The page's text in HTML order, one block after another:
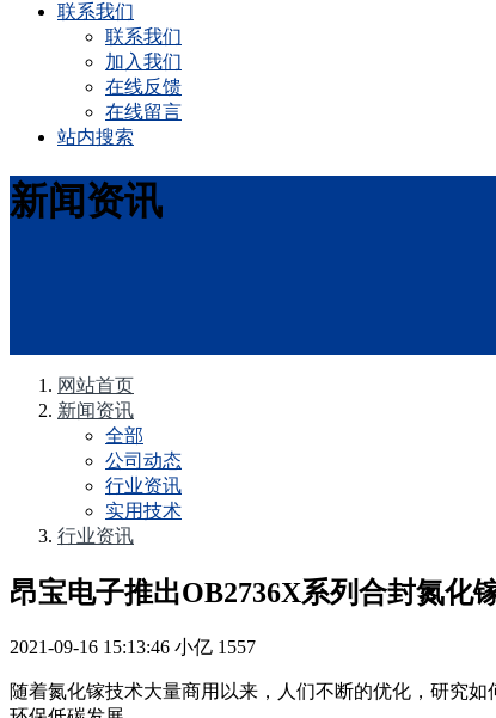
联系我们
联系我们
加入我们
在线反馈
在线留言
站内搜索
新闻资讯
网站首页
新闻资讯
全部
公司动态
行业资讯
实用技术
行业资讯
昂宝电子推出OB2736X系列合封氮化
2021-09-16 15:13:46 小亿 1557
随着氮化镓技术大量商用以来，人们不断的优化，研究